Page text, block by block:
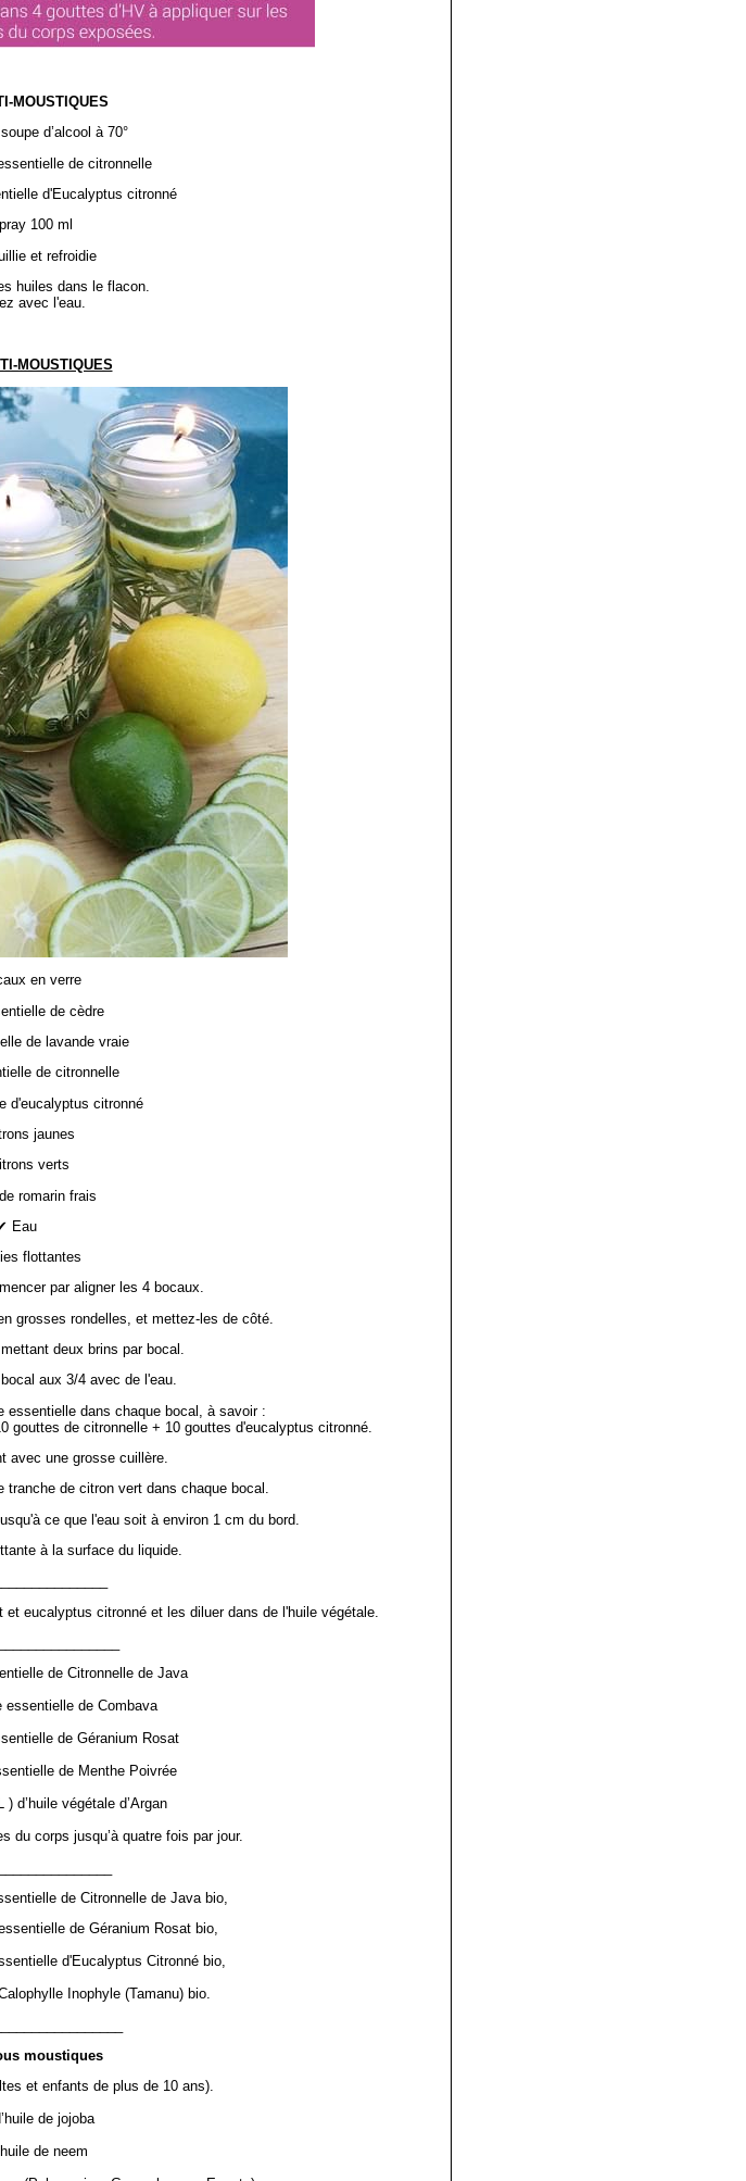
MOUSTIQUES
d’alcool à 70°
de citronnelle
d'Eucalyptus citronné
100 ml
et refroidie
huiles dans le flacon.
avec l'eau.
MOUSTIQUES
en verre
de cèdre
de lavande vraie
de citronnelle
d'eucalyptus citronné
jaunes
verts
romarin frais
Eau
flottantes
par aligner les 4 bocaux.
grosses rondelles, et mettez-les de côté.
deux brins par bocal.
aux 3/4 avec de l'eau.
essentielle dans chaque bocal, à savoir :
gouttes de citronnelle + 10 gouttes d'eucalyptus citronné.
avec une grosse cuillère.
de citron vert dans chaque bocal.
ce que l'eau soit à environ 1 cm du bord.
à la surface du liquide.
eucalyptus citronné et les diluer dans de l'huile végétale.
de Citronnelle de Java
essentielle de Combava
de Géranium Rosat
de Menthe Poivrée
d’huile végétale d’Argan
du corps jusqu’à quatre fois par jour.
de Citronnelle de Java bio,
de Géranium Rosat bio,
d'Eucalyptus Citronné bio,
Inophyle (Tamanu) bio.
moustiques
et enfants de plus de 10 ans).
de jojoba
de neem